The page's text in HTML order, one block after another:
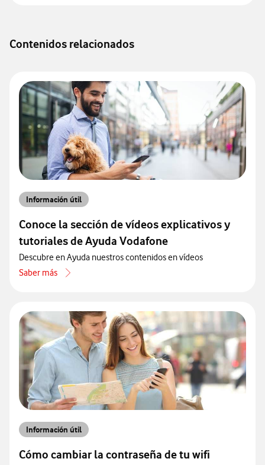
Contenidos relacionados
Información útil
Conoce la sección de vídeos explicativos y
tutoriales de Ayuda Vodafone
Descubre en Ayuda nuestros contenidos en vídeos
Saber más
acerca de Conoce la sección de vídeos explicativos y tutoriales de
Información útil
Cómo cambiar la contraseña de tu wifi